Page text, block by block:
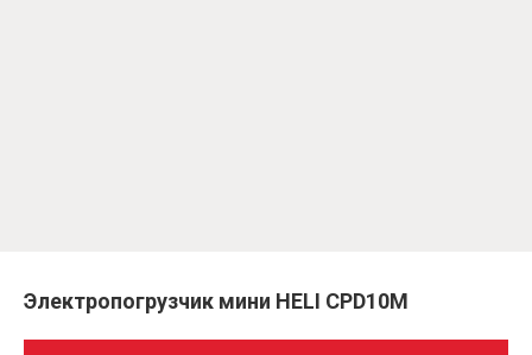
Электропогрузчик мини HELI CPD10M